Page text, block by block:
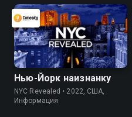
Нью-Йорк наизнанку
NYC Revealed • 2022, США,
Информация